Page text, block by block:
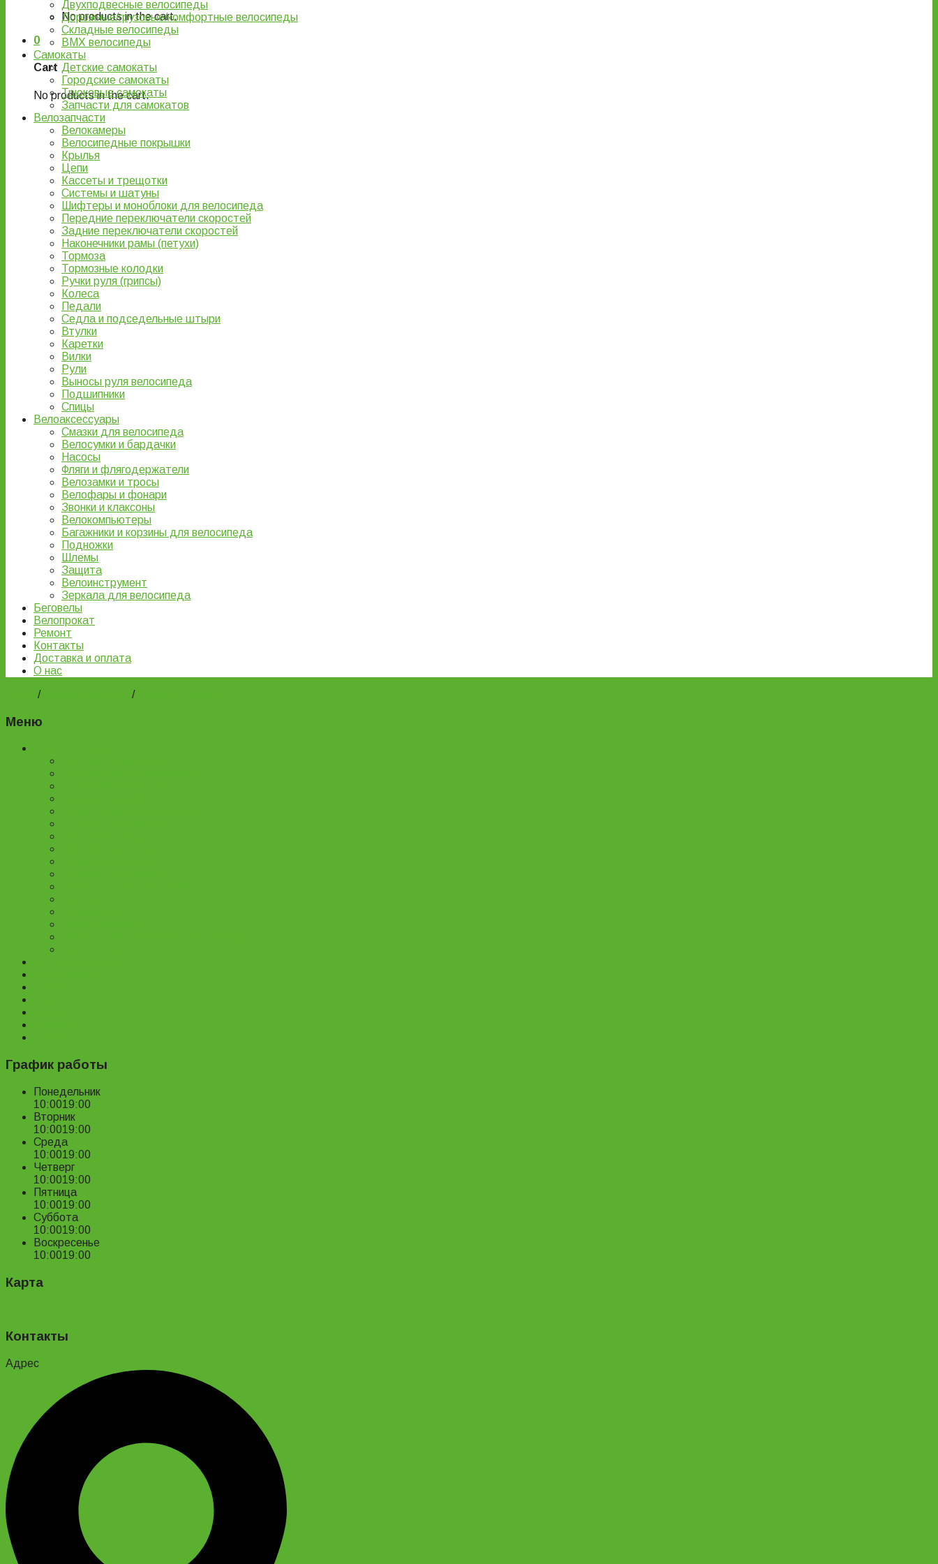
No products in the cart.
0
Cart
No products in the cart.
Двухподвесные велосипеды
Дорожные/грузовые/комфортные велосипеды
Складные велосипеды
BMX велосипеды
Самокаты
Детские самокаты
Городские самокаты
Трюковые самокаты
Запчасти для самокатов
Велозапчасти
Велокамеры
Велосипедные покрышки
Крылья
Цепи
Кассеты и трещотки
Системы и шатуны
Шифтеры и моноблоки для велосипеда
Передние переключатели скоростей
Задние переключатели скоростей
Наконечники рамы (петухи)
Тормоза
Тормозные колодки
Ручки руля (грипсы)
Колеса
Педали
Седла и подседельные штыри
Втулки
Каретки
Вилки
Рули
Выносы руля велосипеда
Подшипники
Спицы
Велоаксессуары
Смазки для велосипеда
Велосумки и бардачки
Насосы
Фляги и флягодержатели
Велозамки и тросы
Велофары и фонари
Звонки и клаксоны
Велокомпьютеры
Багажники и корзины для велосипеда
Подножки
Шлемы
Защита
Велоинструмент
Зеркала для велосипеда
Беговелы
Велопрокат
Ремонт
Контакты
Доставка и оплата
О нас
/ /
Меню
График работы
Понедельник
10:0019:00
Вторник
10:0019:00
Среда
10:0019:00
Четверг
10:0019:00
Пятница
10:0019:00
Суббота
10:0019:00
Воскресенье
10:0019:00
Карта
Контакты
Адрес